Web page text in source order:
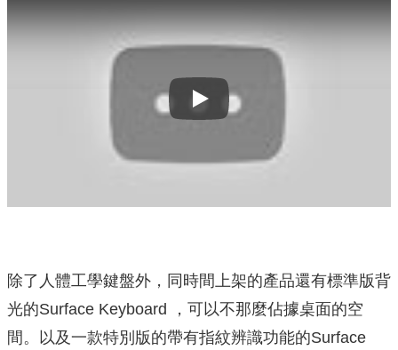
Play
除了人體工學鍵盤外，同時間上架的產品還有標準版背
光的Surface Keyboard ，可以不那麼佔據桌面的空
間。以及一款特別版的帶有指紋辨識功能的Surface